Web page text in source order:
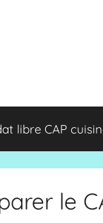
libre CAP
le